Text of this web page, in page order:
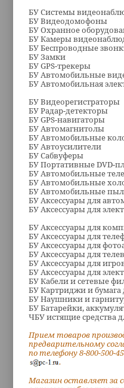
БУ Системы
БУ Видеодомофоны
БУ Охранное
БУ Камеры
БУ Беспроводные
БУ Замки
БУ GPS-трекеры
БУ Автомобильные
БУ Автомобильная
БУ Видеорегистраторы
БУ Радар-детекторы
БУ GPS-навигаторы
БУ Автомагнитолы
БУ Автомобильные
БУ Автоусилители
БУ Сабвуферы
БУ Портативные DVD-
БУ Автомобильные
БУ Автомобильные
БУ Автомобильные
БУ Аксессуары для
БУ Аксессуары для
БУ Аксессуары для
БУ Аксессуары для
БУ Аксессуары для
БУ Аксессуары для
БУ Аксессуары для
БУ Аксессуары для
БУ Кабели и сетевые
БУ Картриджи и бумага
БУ Наушники и
БУ Батарейки,
ЧБУ истящие средства
Прием товаров
предварительному
по телефону 8-800-500-
.
Магазин оставляет за